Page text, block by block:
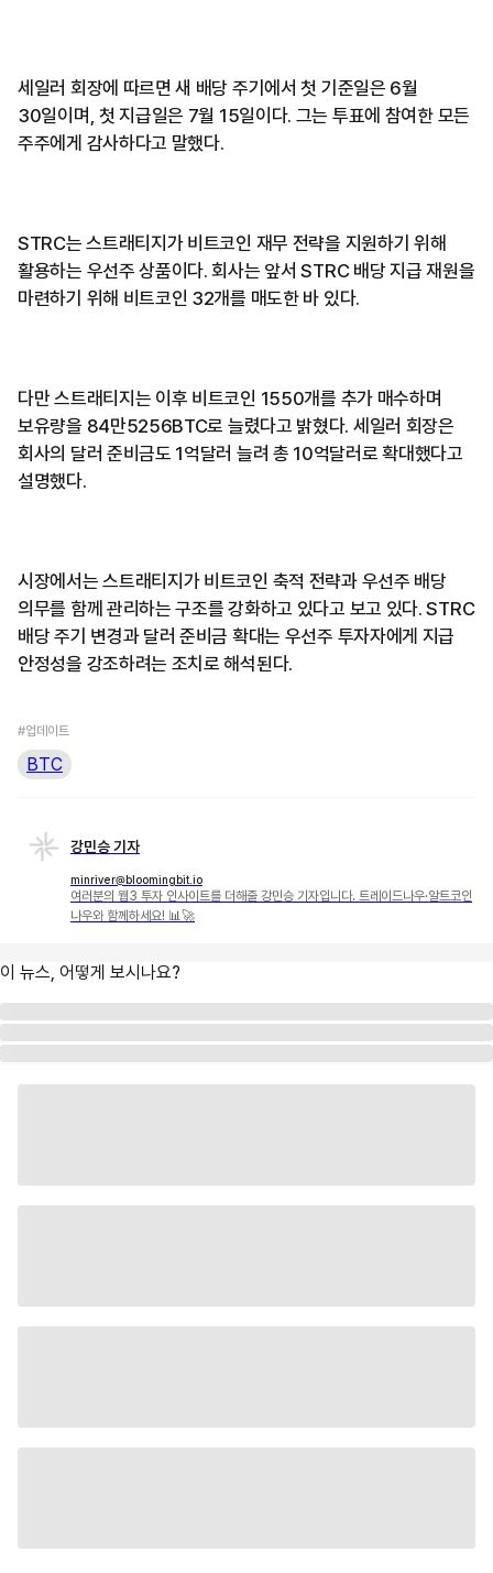
세일러 회장에 따르면 새 배당 주기에서 첫 기준일은 6월
30일이며, 첫 지급일은 7월 15일이다. 그는 투표에 참여한 모든
주주에게 감사하다고 말했다.
STRC는 스트래티지가 비트코인 재무 전략을 지원하기 위해
활용하는 우선주 상품이다. 회사는 앞서 STRC 배당 지급 재원을
마련하기 위해 비트코인 32개를 매도한 바 있다.
다만 스트래티지는 이후 비트코인 1550개를 추가 매수하며
보유량을 84만5256BTC로 늘렸다고 밝혔다. 세일러 회장은
회사의 달러 준비금도 1억달러 늘려 총 10억달러로 확대했다고
설명했다.
시장에서는 스트래티지가 비트코인 축적 전략과 우선주 배당
의무를 함께 관리하는 구조를 강화하고 있다고 보고 있다. STRC
배당 주기 변경과 달러 준비금 확대는 우선주 투자자에게 지급
안정성을 강조하려는 조치로 해석된다.
#업데이트
BTC
강민승 기자
minriver@bloomingbit.io
여러분의 웹3 투자 인사이트를 더해줄 강민승 기자입니다. 트레이드나우·알트코인
나우와 함께하세요! 📊🚀
이 뉴스, 어떻게 보시나요?